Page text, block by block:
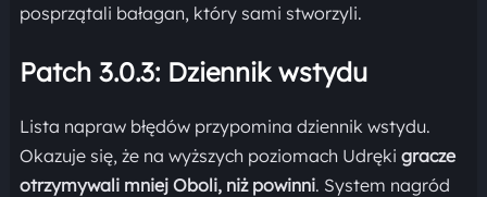
posprzątali bałagan, który sami stworzyli.
Patch 3.0.3: Dziennik wstydu
Lista napraw błędów przypomina dziennik wstydu.
Okazuje się, że na wyższych poziomach Udręki gracze
otrzymywali mniej Oboli, niż powinni. System nagród